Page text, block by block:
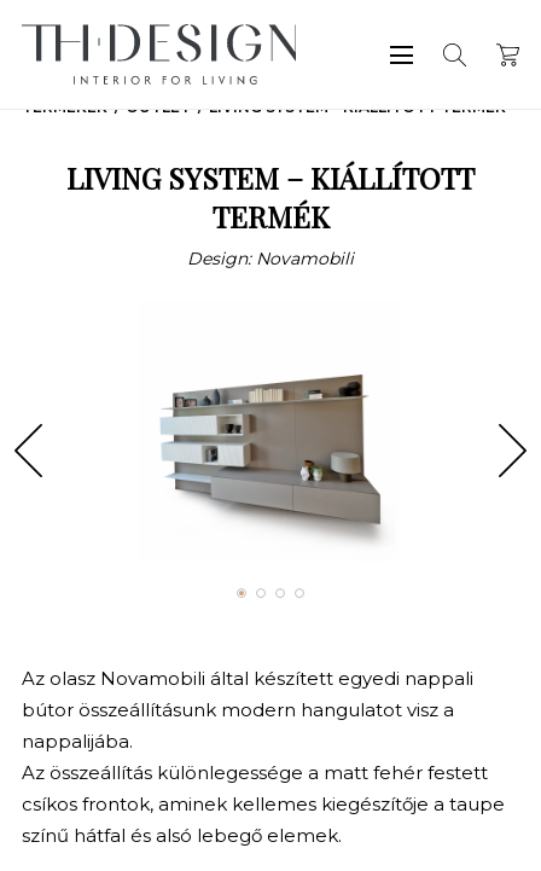
TERMÉKEK OUTLET LIVING SYSTEM – KIÁLLÍTOTT TERMÉK
LIVING SYSTEM – KIÁLLÍTOTT
TERMÉK
Design: Novamobili
Az olasz Novamobili által készített egyedi nappali
bútor összeállításunk modern hangulatot visz a
nappalijába.
Az összeállítás különlegessége a matt fehér festett
csíkos frontok, aminek kellemes kiegészítője a taupe
színű hátfal és alsó lebegő elemek.